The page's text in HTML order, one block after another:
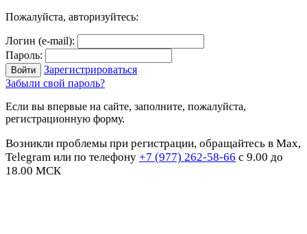
Пожалуйста, авторизуйтесь:
Логин (e-mail):
Пароль:
Зарегистрироваться
Забыли свой пароль?
Если вы впервые на сайте, заполните, пожалуйста,
регистрационную форму.
Возникли проблемы при регистрации, обращайтесь в Max,
Telegram или по телефону +7 (977) 262-58-66 с 9.00 до
18.00 МСК